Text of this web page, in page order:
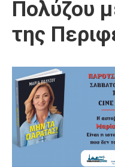
Πολύζου
της